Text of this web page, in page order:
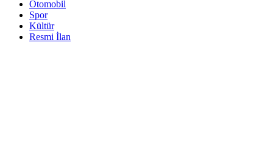
Otomobil
Spor
Kültür
Resmi İlan